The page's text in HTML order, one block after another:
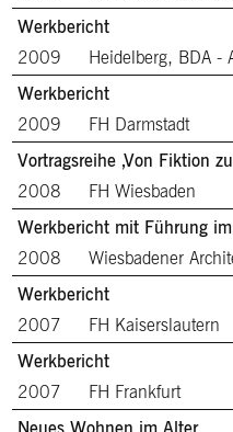
Werkbericht
2009
Heidelberg, BDA -
Werkbericht
2009
FH Darmstadt
Vortragsreihe ‚Von Fiktion
2008
FH Wiesbaden
Werkbericht mit Führung
2008
Wiesbadener
Werkbericht
2007
FH Kaiserslautern
Werkbericht
2007
FH Frankfurt
Neues Wohnen im Alter